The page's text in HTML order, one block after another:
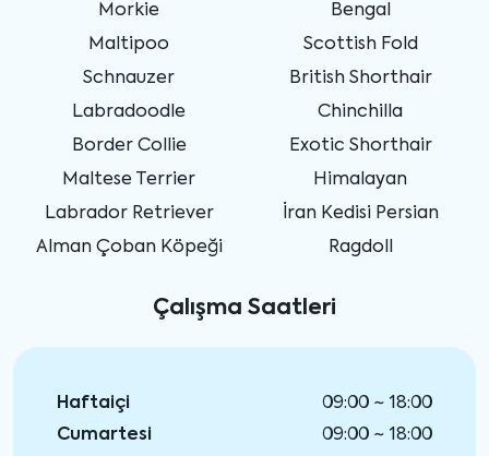
Morkie
Maltipoo
Schnauzer
Labradoodle
Border Collie
Maltese Terrier
Labrador Retriever
Alman Çoban Köpeği
Bengal
Scottish Fold
British Shorthair
Chinchilla
Exotic Shorthair
Himalayan
İran Kedisi Persian
Ragdoll
Çalışma Saatleri
Haftaiçi
09:00 ~ 18:00
Cumartesi
09:00 ~ 18:00